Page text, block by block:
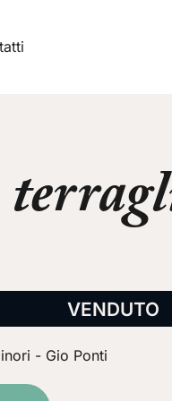
VENDUTO
- Gio Ponti